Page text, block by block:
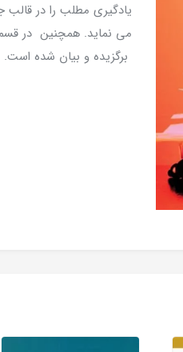
یادگیری مطلب را در قالب
می نماید. همچنین در
برگزیده و بیان شده است.